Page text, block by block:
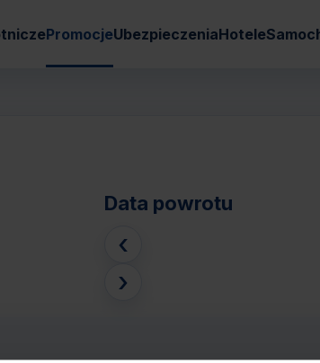
PromocjeUbezpieczeniaHotele
Data powrotu
‹
›